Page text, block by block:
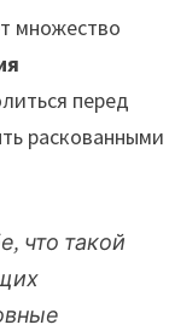
множество
перед
раскованными
что такой